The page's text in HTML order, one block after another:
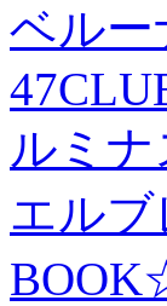
ベルー
ルミ
エル